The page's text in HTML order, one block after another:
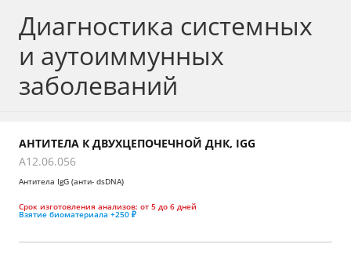
Диагностика системных
и аутоиммунных
заболеваний
АНТИТЕЛА К ДВУХЦЕПОЧЕЧНОЙ ДНК, IGG
A12.06.056
Антитела IgG (анти- dsDNA)
Срок изготовления анализов: от 5 до 6 дней
Взятие биоматериала +250 ₽